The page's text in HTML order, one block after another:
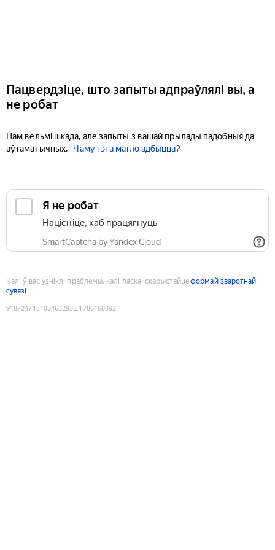
Пацвердзіце, што запыты адпраўлялі вы, а
не робат
Нам вельмі шкада, але запыты з вашай прылады падобныя да
аўтаматычных.
Чаму гэта магло адбыцца?
Я не робат
Націсніце, каб працягнуць
SmartCaptcha by Yandex Cloud
Калі ў вас узніклі праблемы, калі ласка, скарыстайцеформай зваротнай
сувязі
9187247151084632932:1786168092